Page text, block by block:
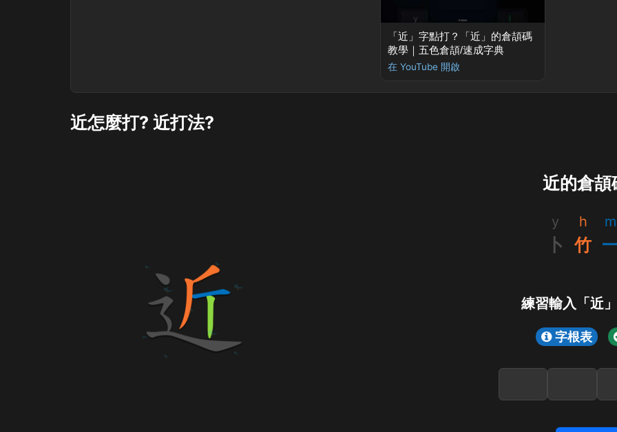
「近」字點打？「近」的倉頡碼
教學｜五色倉頡/速成字典
在 YouTube 開啟
近怎麼打? 近打法?
近的倉頡
y
卜
h
竹
m
練習輸入「近
字根表